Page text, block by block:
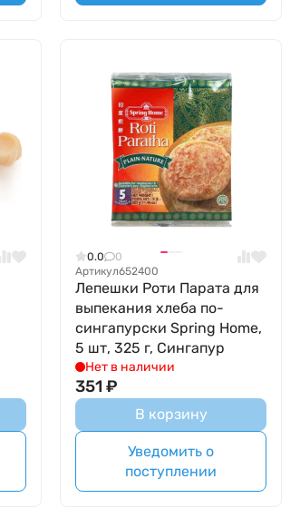
0.0
0
Артикул652400
Лепешки Роти Парата для
выпекания хлеба по-
сингапурски Spring Home,
5 шт, 325 г, Сингапур
Нет в наличии
351 ₽
В корзину
Уведомить о
поступлении